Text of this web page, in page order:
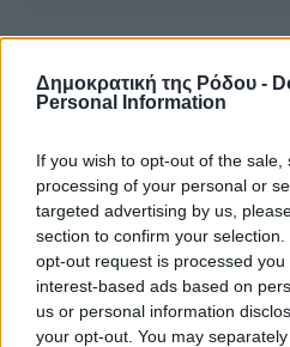
Δημοκρατική της Ρόδου -
Personal Information
If you wish to opt-out of the
processing of your personal or
targeted advertising by us,
section to confirm your
opt-out request is processed
interest-based ads based on
us or personal information
your opt-out. You may
ΔΙΑΒΑΣΕ
Συνελήφθη 73χρονος
στη Ρόδο
10.08.26 · 13:33
ΤΟΠΙΚΈΣ ΕΙΔΉΣΕΙΣ
Πραγματοποιήθηκαν
12.272 παραβάσεις από
10.08.26 · 13:20